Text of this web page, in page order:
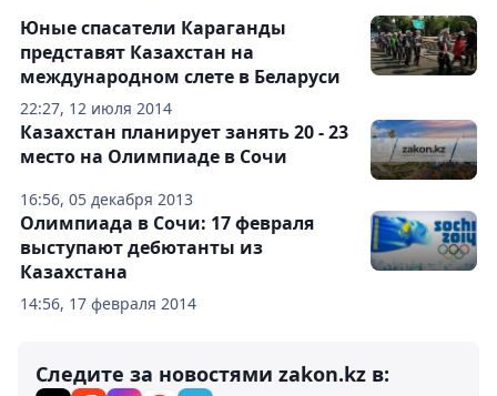
22:27, 12 июля 2014
Юные спасатели Караганды
представят Казахстан на
международном слете в Беларуси
16:56, 05 декабря 2013
Казахстан планирует занять 20 - 23
место на Олимпиаде в Сочи
14:56, 17 февраля 2014
Олимпиада в Сочи: 17 февраля
выступают дебютанты из
Казахстана
Следите за новостями zakon.kz в: